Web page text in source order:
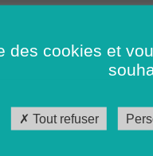
56 - Morbihan
des cookies et
Tout refuser